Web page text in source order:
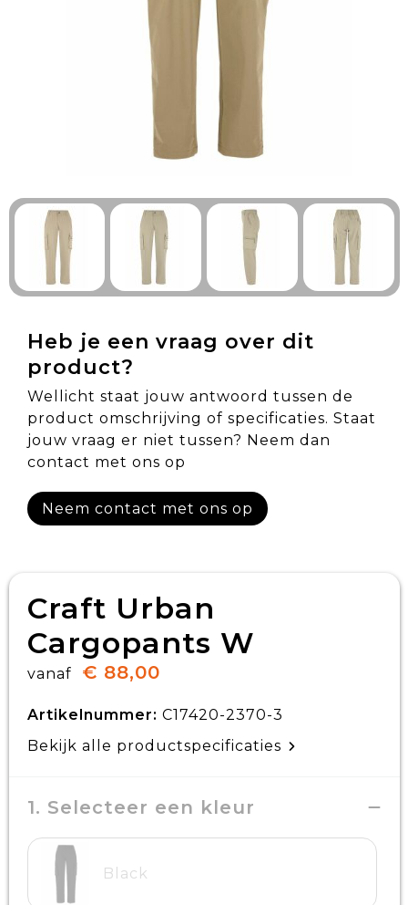
Technologie & Gadgets
Outdoor & Vrije tijd
Tassen & Reizen
Gezondheid & Welzijn
Eten & Drinken
Heb je een vraag over dit
product?
Wellicht staat jouw antwoord tussen de
product omschrijving of specificaties. Staat
jouw vraag er niet tussen? Neem dan
contact met ons op
Neem contact met ons op
Craft Urban
Cargopants W
vanaf € 88,00
Artikelnummer: C17420-2370-3
Bekijk alle productspecificaties
1. Selecteer een kleur
Black